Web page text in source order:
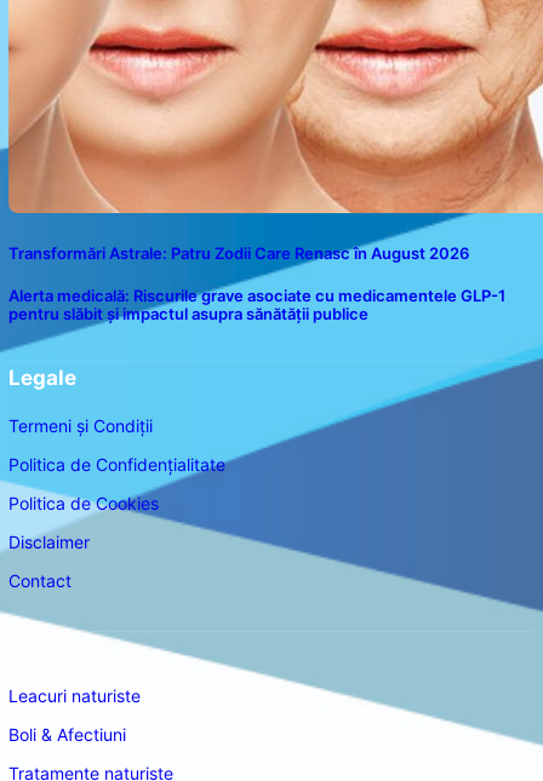
Transformări Astrale: Patru Zodii Care Renasc în August 2026
Alerta medicală: Riscurile grave asociate cu medicamentele GLP-1
pentru slăbit și impactul asupra sănătății publice
Legale
Termeni și Condiții
Politica de Confidențialitate
Politica de Cookies
Disclaimer
Contact
Leacuri naturiste
Boli & Afectiuni
Tratamente naturiste